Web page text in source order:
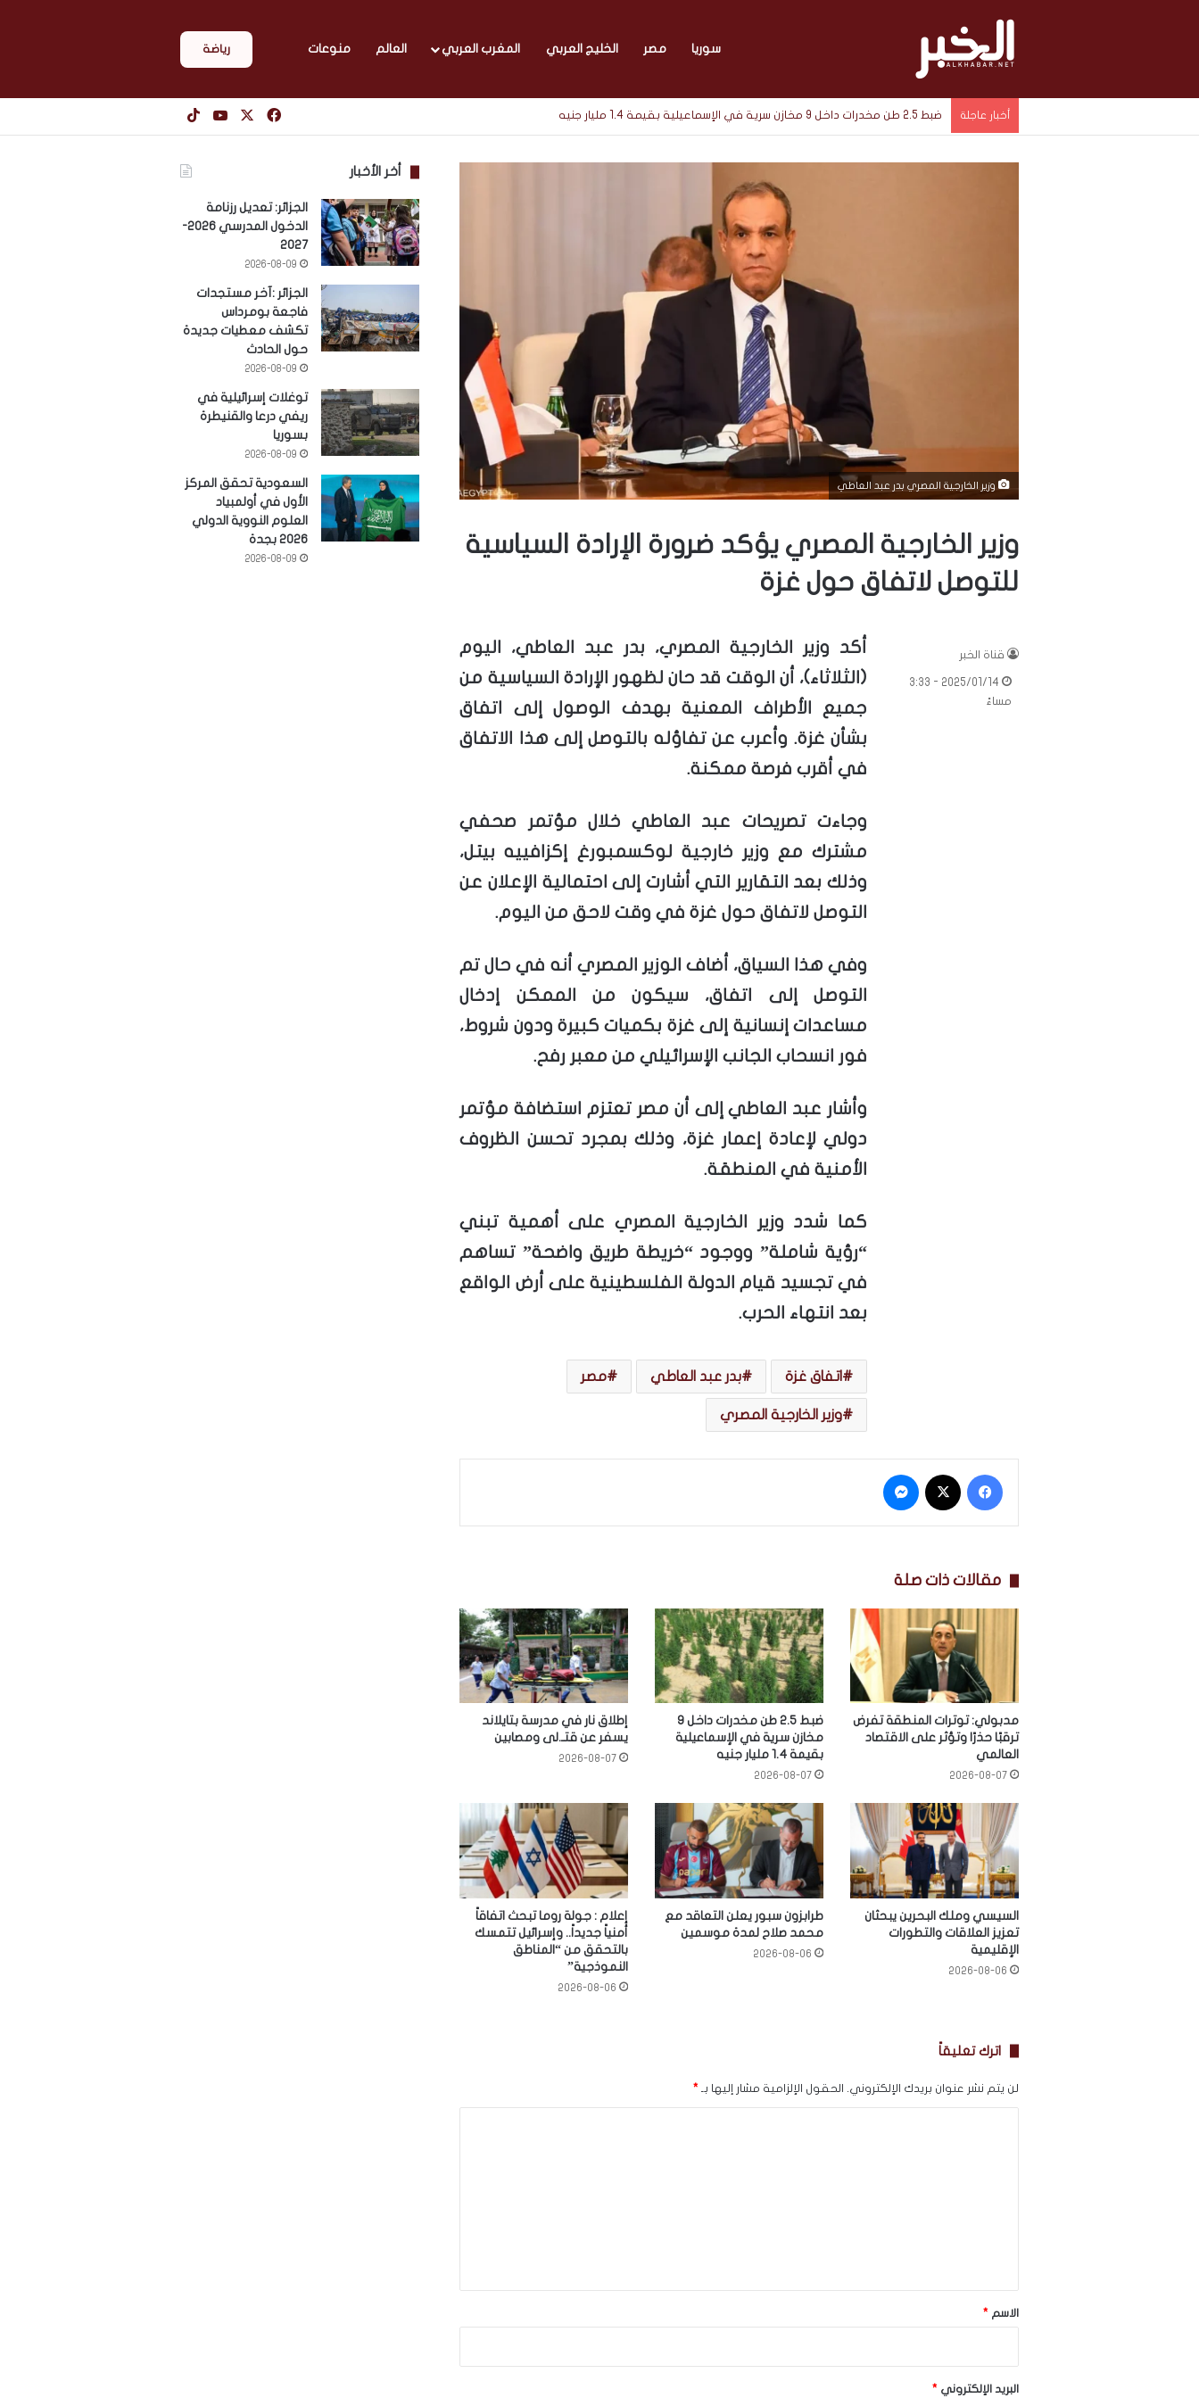
سوريا مصر الخليج العربي المغرب العربي العالم منوعات رياضة
أخبار عاجلة ضبط 2.5 طن مخدرات داخل 9 مخازن سرية في الإسماعيلية بقيمة 1.4 مليار جنيه فيسبوك‫YouTube
وزير الخارجية المصري بدر عبد العاطي
وزير الخارجية المصري يؤكد ضرورة الإرادة السياسية
للتوصل لاتفاق حول غزة
أكد وزير الخارجية المصري، بدر عبد العاطي، اليوم
(الثلاثاء)، أن الوقت قد حان لظهور الإرادة السياسية من
جميع الأطراف المعنية بهدف الوصول إلى اتفاق
بشأن غزة. وأعرب عن تفاؤله بالتوصل إلى هذا الاتفاق
في أقرب فرصة ممكنة.
وجاءت تصريحات عبد العاطي خلال مؤتمر صحفي
مشترك مع وزير خارجية لوكسمبورغ إكزافييه بيتل،
وذلك بعد التقارير التي أشارت إلى احتمالية الإعلان عن
التوصل لاتفاق حول غزة في وقت لاحق من اليوم.
وفي هذا السياق، أضاف الوزير المصري أنه في حال تم
التوصل إلى اتفاق، سيكون من الممكن إدخال
مساعدات إنسانية إلى غزة بكميات كبيرة ودون شروط،
فور انسحاب الجانب الإسرائيلي من معبر رفح.
وأشار عبد العاطي إلى أن مصر تعتزم استضافة مؤتمر
دولي لإعادة إعمار غزة، وذلك بمجرد تحسن الظروف
الأمنية في المنطقة.
كما شدد وزير الخارجية المصري على أهمية تبني
“رؤية شاملة” ووجود “خريطة طريق واضحة” تساهم
في تجسيد قيام الدولة الفلسطينية على أرض الواقع
بعد انتهاء الحرب.
اتفاق غزة بدر عبد العاطي مصر
وزير الخارجية المصري
قناة الخبر
2025/01/14 - 3:33
مساءً
فيسبوك
مقالات ذات صلة
مدبولي: توترات المنطقة تفرض
ترقبًا حذرًا وتؤثر على الاقتصاد
العالمي
2026-08-07
ضبط 2.5 طن مخدرات داخل 9
مخازن سرية في الإسماعيلية
بقيمة 1.4 مليار جنيه
2026-08-07
إطلاق نار في مدرسة بتايلاند
يسفر عن قتـ.لى ومصابين
2026-08-07
السيسي وملك البحرين يبحثان
تعزيز العلاقات والتطورات
الإقليمية
2026-08-06
طرابزون سبور يعلن التعاقد مع
محمد صلاح لمدة موسمين
2026-08-06
إعلام : جولة روما تبحث اتفاقاً
أمنياً جديداً.. وإسرائيل تتمسك
بالتحقق من “المناطق
النموذجية”
2026-08-06
اترك تعليقاً
لن يتم نشر عنوان بريدك الإلكتروني. الحقول الإلزامية مشار إليها بـ *
*
الاسم *
البريد الإلكتروني *
أخر الأخبار
الجزائر: تعديل رزنامة
الدخول المدرسي 2026-
2027
2026-08-09
الجزائر :آخر مستجدات
فاجعة بومرداس
تكشف معطيات جديدة
حول الحادث
2026-08-09
توغلات إسرائيلية في
ريفي درعا والقنيطرة
بسوريا
2026-08-09
السعودية تحقق المركز
الأول في أولمبياد
العلوم النووية الدولي
2026 بجدة
2026-08-09